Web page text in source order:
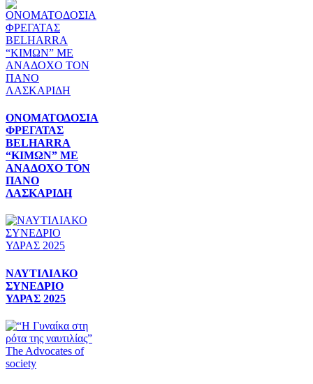
ΟΝΟΜΑΤΟΔΟΣΙΑ
ΦΡΕΓΑΤΑΣ
BELHARRA
“ΚΙΜΩΝ” ΜΕ
ΑΝΑΔΟΧΟ ΤΟΝ
ΠΑΝΟ
ΛΑΣΚΑΡΙΔΗ
ΝΑΥΤΙΛΙΑΚΟ
ΣΥΝΕΔΡΙΟ
ΥΔΡΑΣ 2025